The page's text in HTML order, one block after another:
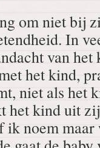
om niet bij
In
van
het kind,
niet als het
het kind uit
ik noem